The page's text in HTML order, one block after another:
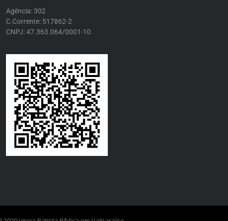
Agência: 302
C.Corrente: 517862-2
CNPJ: 47.363.064/0001-10